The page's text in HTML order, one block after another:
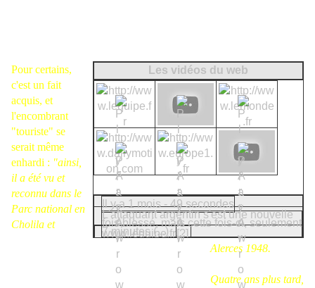
Les vidéos du web
Il y a 1 mois - 49 secondes
L'attaquant argentin s'est une nouvelle
fois blessé, mais cette fois-ci, seulement
7 minutes (...)
www.lequipe.fr[?]
Pour certains,
c'est un fait
acquis, et
l'encombrant
"touriste" se
serait même
enhardi : "ainsi,
il a été vu et
reconnu dans le
Parc national en
Cholila et
Alerces 1948.
Quatre ans plus tard,